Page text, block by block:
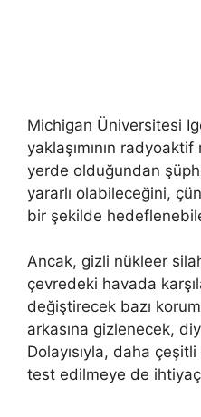
Michigan Üniversitesi
yaklaşımının
yerde olduğundan
yararlı olabileceğini,
bir şekilde
Ancak, gizli nükleer
çevredeki havada
değiştirecek bazı
arkasına gizlenecek,
Dolayısıyla, daha
test edilmeye de